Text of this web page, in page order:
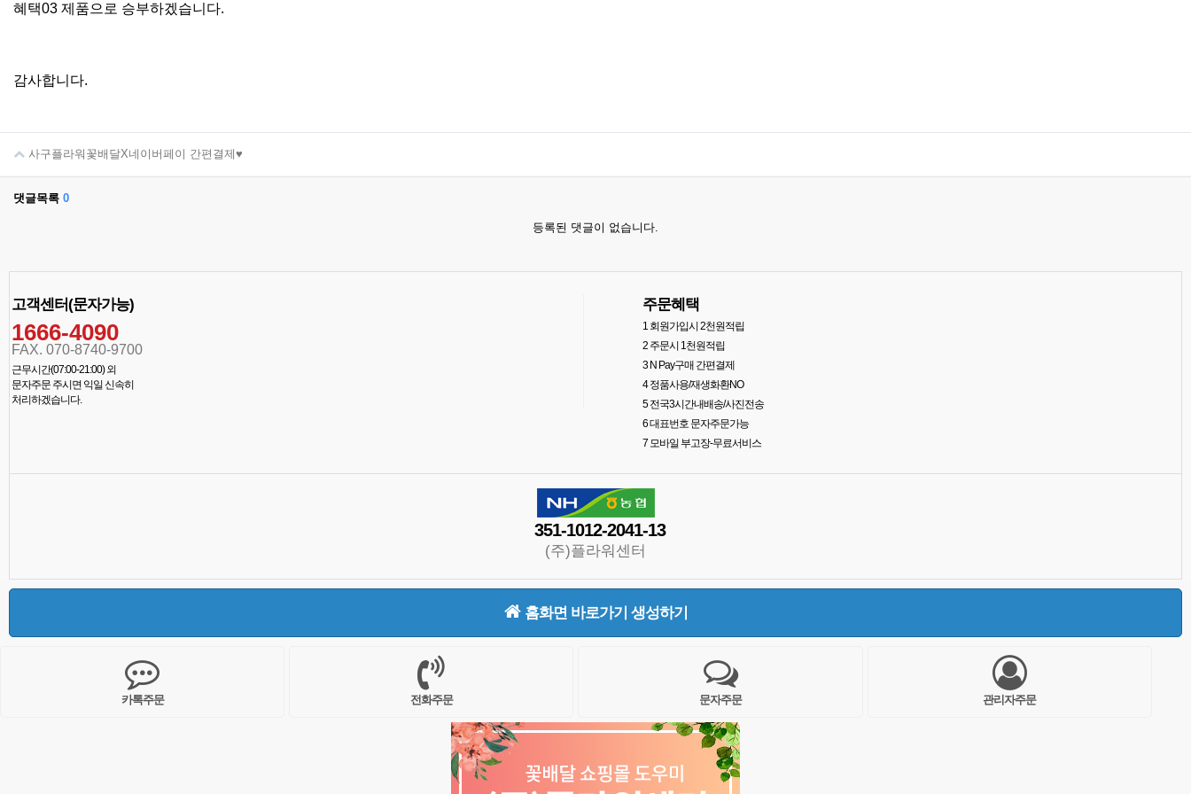
혜택03 제품으로 승부하겠습니다.
감사합니다.
사구플라워꽃배달X네이버페이 간편결제♥
댓글목록 0
등록된 댓글이 없습니다.
고객센터(문자가능)
1666-4090
FAX. 070-8740-9700
근무시간(07:00-21:00) 외
문자주문 주시면 익일 신속히
처리하겠습니다.
주문혜택
1회원가입시 2천원적립
2주문시 1천원적립
3N Pay구매 간편결제
4정품사용/재생화환NO
5전국3시간내배송/사진전송
6대표번호 문자주문가능
7모바일 부고장-무료서비스
351-1012-2041-13
(주)플라워센터
홈화면 바로가기 생성하기
카톡주문 전화주문 문자주문 관리자주문